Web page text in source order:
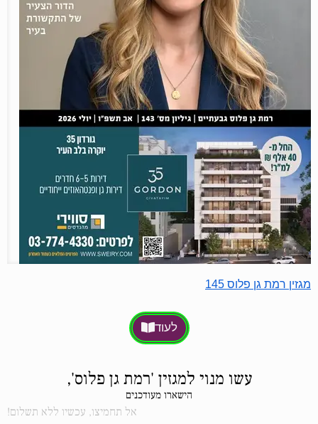
מגזין רמת גן פלוס 145
לעוד
עשו מנוי למגזין 'רמת גן פלוס',
הישארו מעודכנים
אל תחמיצו, עכשיו ללא תשלום!